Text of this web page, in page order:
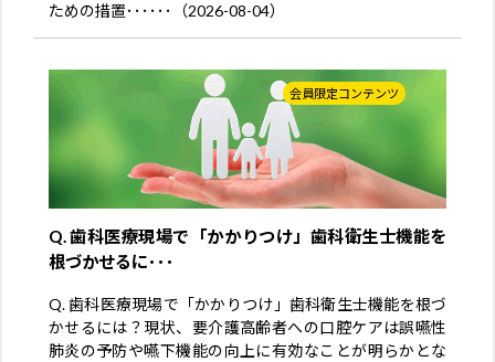
ための措置･･････（2026-08-04）
会員限定コンテンツ
Q. 歯科医療現場で「かかりつけ」歯科衛生士機能を
根づかせるに･･･
Q. 歯科医療現場で「かかりつけ」歯科衛生士機能を根づ
かせるには？現状、要介護高齢者への口腔ケアは誤嚥性
肺炎の予防や嚥下機能の向上に有効なことが明らかとな